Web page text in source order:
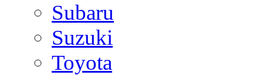
Subaru
Suzuki
Toyota